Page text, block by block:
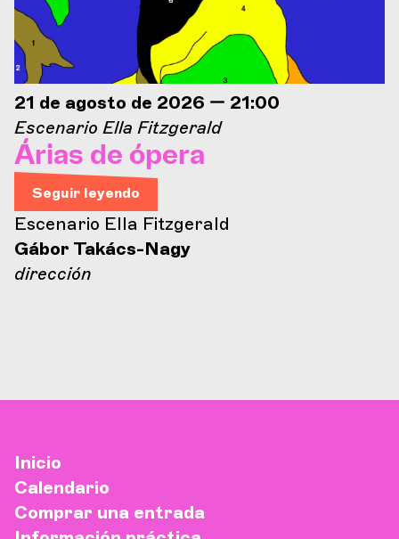
21 de agosto de 2026 — 21:00
Escenario Ella Fitzgerald
Árias de ópera
Seguir leyendo
Escenario Ella Fitzgerald
Gábor Takács-Nagy
dirección
Inicio
Calendario
Comprar una entrada